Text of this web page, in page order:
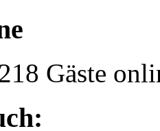
Gäste